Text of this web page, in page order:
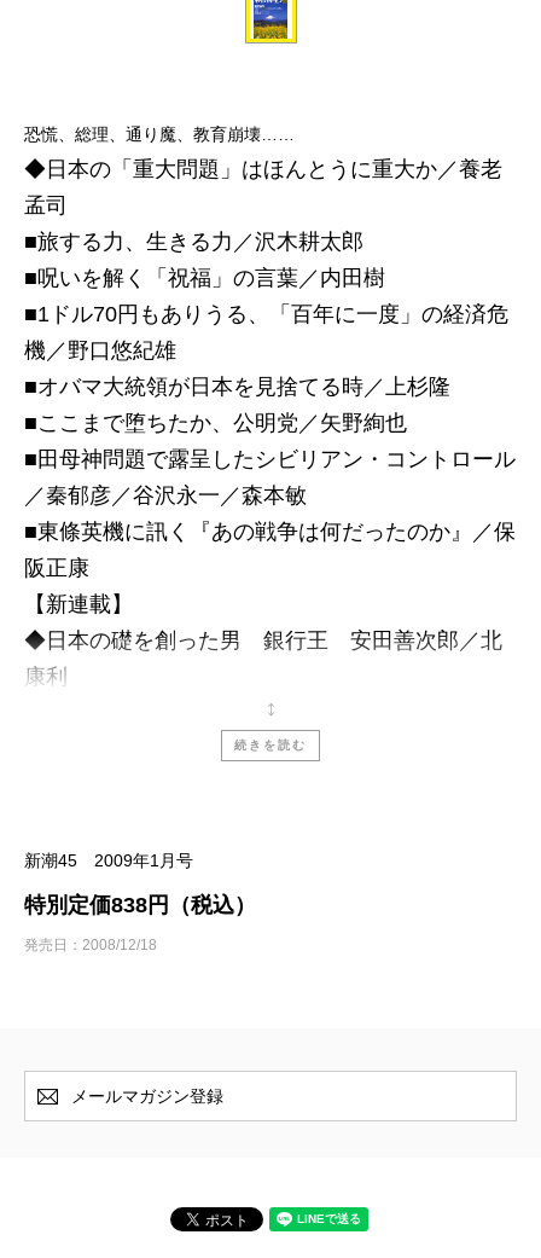
恐慌、総理、通り魔、教育崩壊……
◆日本の「重大問題」はほんとうに重大か／養老
孟司
■旅する力、生きる力／沢木耕太郎
■呪いを解く「祝福」の言葉／内田樹
■1ドル70円もありうる、「百年に一度」の経済危
機／野口悠紀雄
■オバマ大統領が日本を見捨てる時／上杉隆
■ここまで堕ちたか、公明党／矢野絢也
■田母神問題で露呈したシビリアン・コントロール
／秦郁彦／谷沢永一／森本敏
■東條英機に訊く『あの戦争は何だったのか』／保
阪正康
【新連載】
◆日本の礎を創った男 銀行王 安田善次郎／北
康利
◆レンタル・チャイルド／石井光太
◆深層ルポ◆ 秋葉原通り魔殺人事件 なぜ男には
トたけし
■リア・ディゾン、倖田來未から森進一、フランク
◆元厚生次官連続テロ事件 処刑マシーン小泉毅
を操った「公安調査官」／一橋文哉
【新連載コラム】
続きを読む
新潮45 2009年1月号
特別定価838円（税込）
発売日：2008/12/18
メールマガジン登録